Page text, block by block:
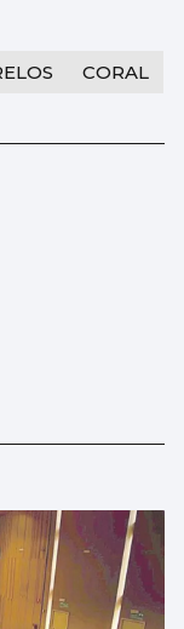
CORAL